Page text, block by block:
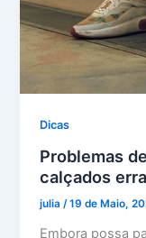
Dicas
Problemas
calçados
julia/19 de Maio,
Embora possa